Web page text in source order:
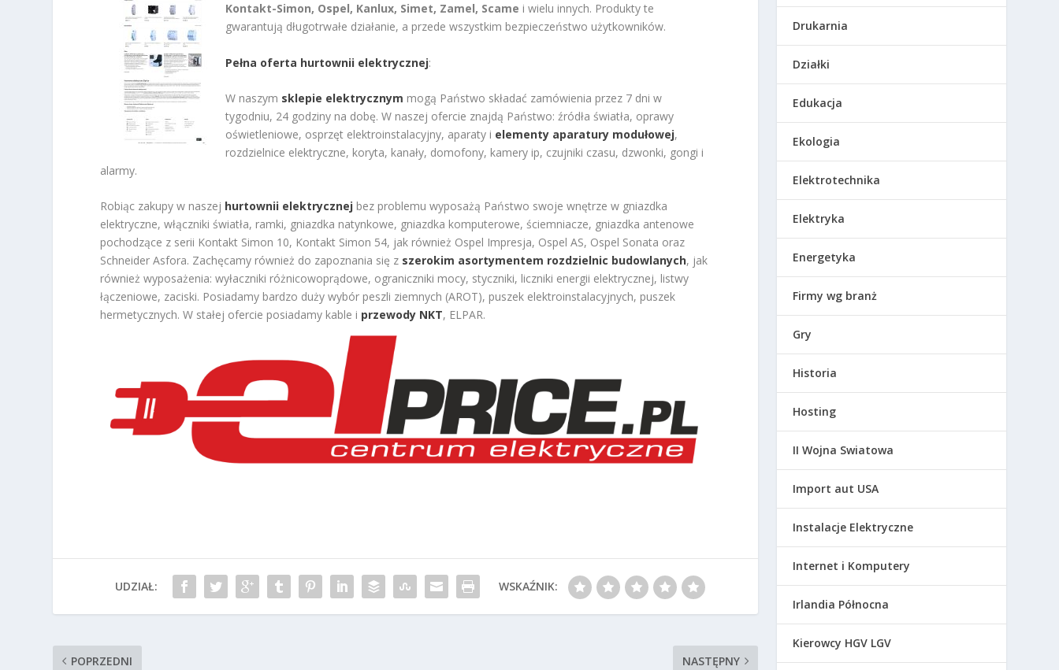
Kontakt-Simon, Ospel, Kanlux, Simet, Zamel, Scame i wielu innych. Produkty te
gwarantują długotrwałe działanie, a przede wszystkim bezpieczeństwo użytkowników.
Pełna oferta hurtownii elektrycznej:
W naszym sklepie elektrycznym mogą Państwo składać zamówienia przez 7 dni w
tygodniu, 24 godziny na dobę. W naszej ofercie znajdą Państwo: źródła światła, oprawy
oświetleniowe, osprzęt elektroinstalacyjny, aparaty i elementy aparatury modułowej,
rozdzielnice elektryczne, koryta, kanały, domofony, kamery ip, czujniki czasu, dzwonki, gongi i
alarmy.
Robiąc zakupy w naszej hurtownii elektrycznej bez problemu wyposażą Państwo swoje wnętrze w gniazdka
elektryczne, włączniki światła, ramki, gniazdka natynkowe, gniazdka komputerowe, ściemniacze, gniazdka antenowe
pochodzące z serii Kontakt Simon 10, Kontakt Simon 54, jak również Ospel Impresja, Ospel AS, Ospel Sonata oraz
Schneider Asfora. Zachęcamy również do zapoznania się z szerokim asortymentem rozdzielnic budowlanych, jak
również wyposażenia: wyłaczniki różnicowoprądowe, ograniczniki mocy, styczniki, liczniki energii elektrycznej, listwy
łączeniowe, zaciski. Posiadamy bardzo duży wybór peszli ziemnych (AROT), puszek elektroinstalacyjnych, puszek
hermetycznych. W stałej ofercie posiadamy kable i przewody NKT, ELPAR.
UDZIAŁ: WSKAŹNIK:
POPRZEDNI NASTĘPNY
Drukarnia
Działki
Edukacja
Ekologia
Elektrotechnika
Elektryka
Energetyka
Firmy wg branż
Gry
Historia
Hosting
II Wojna Swiatowa
Import aut USA
Instalacje Elektryczne
Internet i Komputery
Irlandia Północna
Kierowcy HGV LGV